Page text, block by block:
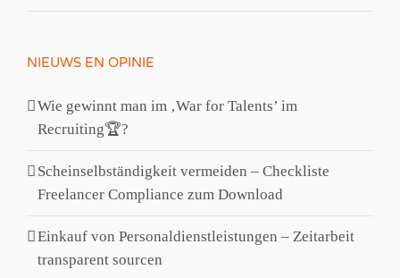
NIEUWS EN OPINIE
Wie gewinnt man im ‚War for Talents’​ im
Recruiting🏆?
Scheinselbständigkeit vermeiden – Checkliste
Freelancer Compliance zum Download
Einkauf von Personaldienstleistungen – Zeitarbeit
transparent sourcen